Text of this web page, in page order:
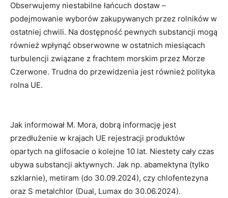
Obserwujemy niestabilne łańcuch dostaw –
podejmowanie wyborów zakupywanych przez rolników w
ostatniej chwili. Na dostępność pewnych substancji mogą
również wpłynąć obserwowne w ostatnich miesiącach
turbulencji związane z frachtem morskim przez Morze
Czerwone. Trudna do przewidzenia jest również polityka
rolna UE.
Jak informował M. Mora, dobrą informację jest
przedłużenie w krajach UE rejestracji produktów
opartych na glifosacie o kolejne 10 lat. Niestety cały czas
ubywa substancji aktywnych. Jak np. abamektyna (tylko
szklarnie), metiram (do 30.09.2024), czy chlofentezyna
oraz S metalchlor (Dual, Lumax do 30.06.2024).